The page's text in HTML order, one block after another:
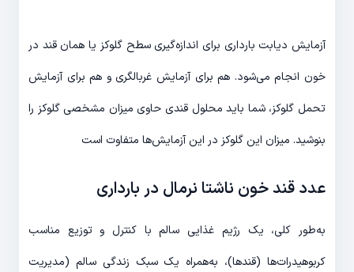
آزمایش دیابت بارداری برای اندازه‌گیری سطح گلوکز یا همان قند در
خون انجام می‌شود. هم برای آزمایش غربالگری و هم برای آزمایش
تحمل گلوکز، شما باید محلول قندی حاوی میزان مشخصی گلوکز را
بنوشید. میزان این گلوکز در این آزمایش‌ها متفاوت است
عدد قند خون ناشتا نرمال در بارداری
به‌طور کلی، یک رژیم غذایی سالم با کنترل و توزیع مناسب
کربوهیدرات‌ها (قندها)، به‌همراه یک سبک زندگی سالم (مدیریت